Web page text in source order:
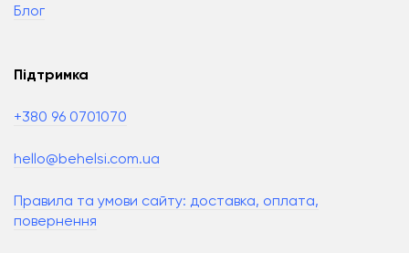
Блог
Підтримка
+380 96 0701070
hello@behelsi.com.ua
Правила та умови сайту: доставка, оплата,
повернення